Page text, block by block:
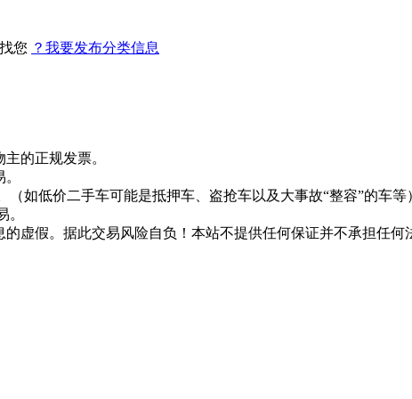
您 ？我要发布分类信息
的正规发票。
如低价二手车可能是抵押车、盗抢车以及大事故“整容”的车等
。
虚假。据此交易风险自负！本站不提供任何保证并不承担任何